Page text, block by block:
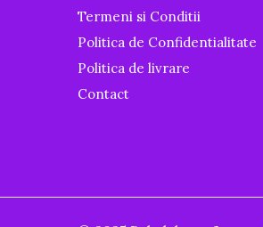
Accesorii pentru hranire
Seturi de hranire
Cani, pahare si accesorii
Bavete
Termeni si Conditii
Politica de Confidentialitate
Politica de livrare
Contact